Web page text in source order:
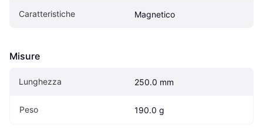
Caratteristiche Magnetico
Misure
Lunghezza 250.0 mm
Peso 190.0 g